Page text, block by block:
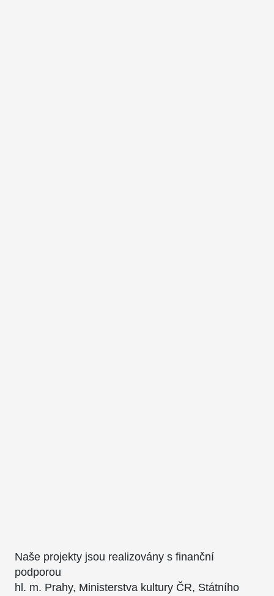
Naše projekty jsou realizovány s finanční
podporou
hl. m. Prahy, Ministerstva kultury ČR, Státního